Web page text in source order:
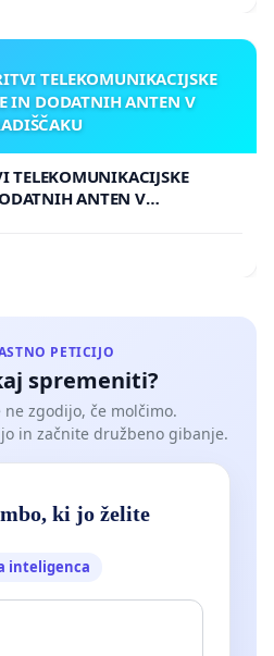
TELEKOMUNIKACIJSKE
IN DODATNIH ANTEN V
TELEKOMUNIKACIJSKE
ANTEN V
PETICIJO
spremeniti?
ne zgodijo, če molčimo.
in začnite družbeno gibanje.
ki jo želite
inteligenca